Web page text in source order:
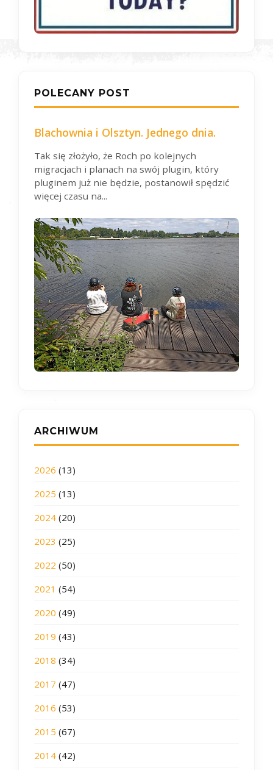
POLECANY POST
Blachownia i Olsztyn. Jednego dnia.
Tak się złożyło, że Roch po kolejnych
migracjach i planach na swój plugin, który
pluginem już nie będzie, postanowił spędzić
więcej czasu na...
ARCHIWUM
2026 (13)
2025 (13)
2024 (20)
2023 (25)
2022 (50)
2021 (54)
2020 (49)
2019 (43)
2018 (34)
2017 (47)
2016 (53)
2015 (67)
2014 (42)